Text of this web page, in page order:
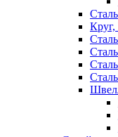
Круг,